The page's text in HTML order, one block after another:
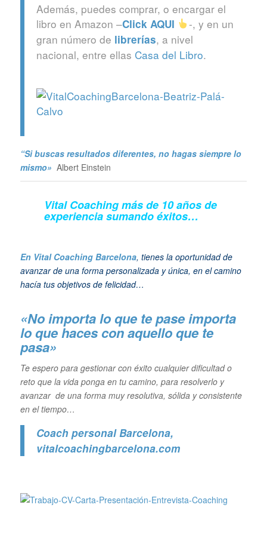
Además, puedes comprar, o encargar el
libro en Amazon –Click AQUI
-, y en un
gran número de librerías, a nivel
nacional, entre ellas Casa del Libro.
“Si buscas resultados diferentes, no hagas siempre lo
mismo» Albert Einstein
Vital Coaching más de 10 años de
experiencia sumando éxitos…
En Vital Coaching Barcelona, tienes la oportunidad de
avanzar de una forma personalizada y única, en el camino
hacía tus objetivos de felicidad…
«No importa lo que te pase importa
lo que haces con aquello que te
pasa»
Te espero para gestionar con éxito cualquier dificultad o
reto que la vida ponga en tu camino, para resolverlo y
avanzar de una forma muy resolutiva, sólida y consistente
en el tiempo…
Coach personal Barcelona,
vitalcoachingbarcelona.com